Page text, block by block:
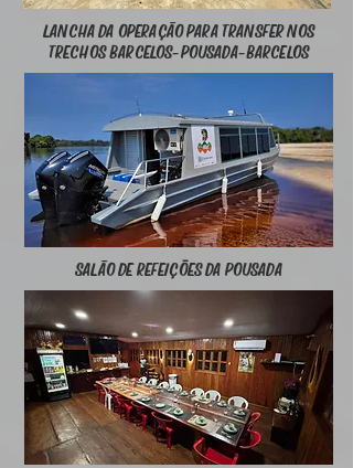
LANCHA DA OPERAÇÃO PARA TRANSFER NOS
TRECHOS BARCELOS-POUSADA-BARCELOS
SALÃO DE REFEIÇÕES DA POUSADA